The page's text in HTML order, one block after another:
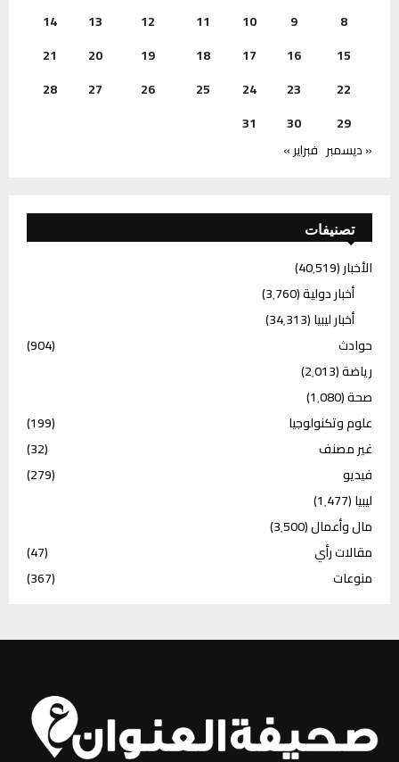
8
9
10
11
12
13
14
15
16
17
18
19
20
21
22
23
24
25
26
27
28
29
30
31
« ديسمبر فبراير »
تصنيفات
الأخبار(40٬519)
أخبار دولية(3٬760)
أخبار ليبيا(34٬313)
حوادث
(904)
رياضة(2٬013)
صحة(1٬080)
علوم وتكنولوجيا
(199)
غير مصنف
(32)
فيديو
(279)
ليبيا(1٬477)
مال وأعمال(3٬500)
مقالات رأي
(47)
منوعات
(367)